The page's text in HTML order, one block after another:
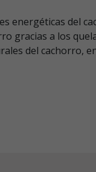
energéticas del
gracias a los
del cachorro,